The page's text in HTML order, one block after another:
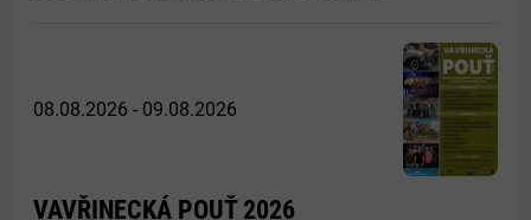
08.08.2026 - 09.08.2026
VAVŘINECKÁ POUŤ 2026